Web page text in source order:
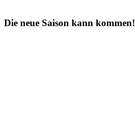
Die neue Saison kann kommen!